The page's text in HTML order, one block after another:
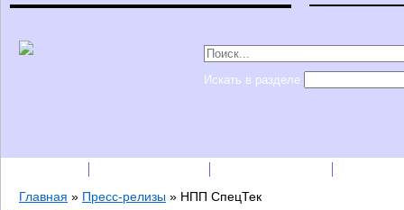
Искать в разделе
Главная » Пресс-релизы » НПП СпецТек